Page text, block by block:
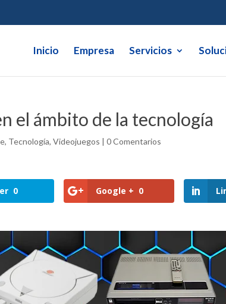
Inicio Empresa Servicios
el ámbito de la tecnología
, Tecnología,Videojuegos |0 Comentarios
0 Google + 0